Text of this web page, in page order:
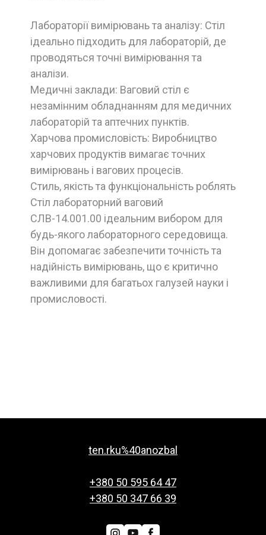
Лабораторії вимірювань та аналізу: Стіл
ідеально підходить для лабораторій, де
проводяться точні вимірювання та
аналізи.
Медичні заклади: Ваговий стіл є
незамінним обладнанням для медичних
лабораторій та аптечних пунктів.
Харчова промисловість: Виробництво
харчових продуктів вимагає точних
вимірювань і вагових процесів.
Стиль, якість та функціональність роблять
Стіл лабораторний ваговий
СЛВ-14.001.00 ідеальним вибором для
будь-якого лабораторного середовища.
Він допомагає забезпечити точність та
надійність вимірювань, що є критично
важливими для багатьох галузей науки і
промисловості.
ten.rku%40anozbal
+380 50 595 64 47
+380 50 347 66 39